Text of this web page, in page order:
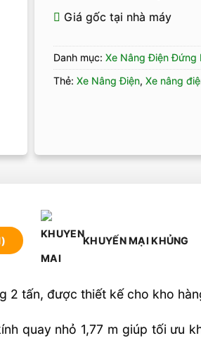
Giá gốc tại nhà máy
Danh mục: Xe Nâng Điện Đứng
Thẻ: Xe Nâng Điện, Xe nâng
KHUYẾN MẠI KHỦNG
2 tấn, được thiết kế cho kho
quay nhỏ 1,77 m giúp tối ưu